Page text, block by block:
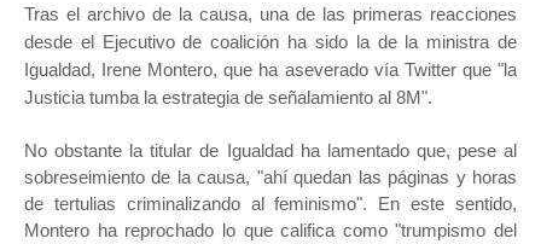
Tras el archivo de la causa, una de las primeras reacciones
desde el Ejecutivo de coalición ha sido la de la ministra de
Igualdad, Irene Montero, que ha aseverado vía Twitter que "la
Justicia tumba la estrategia de señalamiento al 8M".
No obstante la titular de Igualdad ha lamentado que, pese al
sobreseimiento de la causa, "ahí quedan las páginas y horas
de tertulias criminalizando al feminismo". En este sentido,
Montero ha reprochado lo que califica como "trumpismo del